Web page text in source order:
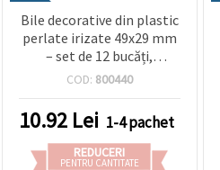
Bile decorative din plastic
perlate irizate 49x29 mm
– set de 12 bucăți,
asortate (mix) – ideale
petrecere, aranjamente
florale și proiecte
creative DIY
COD: 800440
10.92 Lei 1-4 pachet
REDUCERI
PENTRU CANTITATE